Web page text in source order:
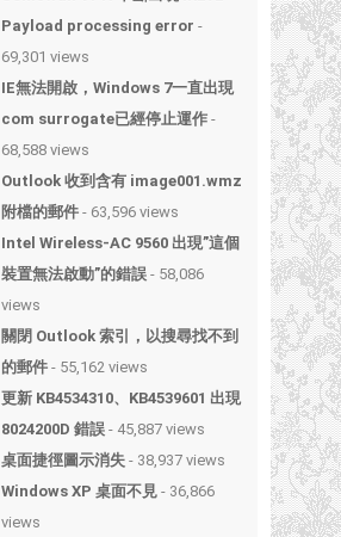
Payload processing error -
69,301 views
IE無法開啟，Windows 7一直出現
com surrogate已經停止運作 -
68,588 views
Outlook 收到含有 image001.wmz
附檔的郵件 - 63,596 views
Intel Wireless-AC 9560 出現”這個
裝置無法啟動”的錯誤 - 58,086
views
關閉 Outlook 索引，以搜尋找不到
的郵件 - 55,162 views
更新 KB4534310、KB4539601 出現
8024200D 錯誤 - 45,887 views
桌面捷徑圖示消失 - 38,937 views
Windows XP 桌面不見 - 36,866
views